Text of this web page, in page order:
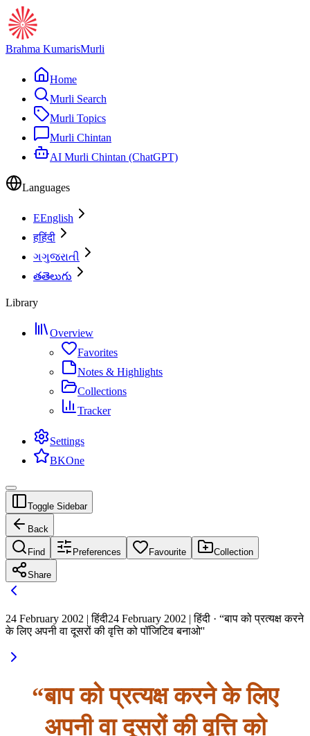
Brahma KumarisMurli
Home
Murli Search
Murli Topics
Murli Chintan
AI Murli Chintan (ChatGPT)
Languages
EEnglish
हहिंदी
ગગુજરાતી
తతెలుగు
Library
Overview
Favorites
Notes & Highlights
Collections
Tracker
Settings
BKOne
Toggle Sidebar
Back
Find Preferences Favourite Collection
Share
24 February 2002 | हिंदी24 February 2002 | हिंदी · “बाप को प्रत्यक्ष करने
के लिए अपनी वा दूसरों की वृत्ति को पॉजिटिव बनाओ''
“बाप को प्रत्यक्ष करने के लिए
अपनी वा दूसरों की वृत्ति को